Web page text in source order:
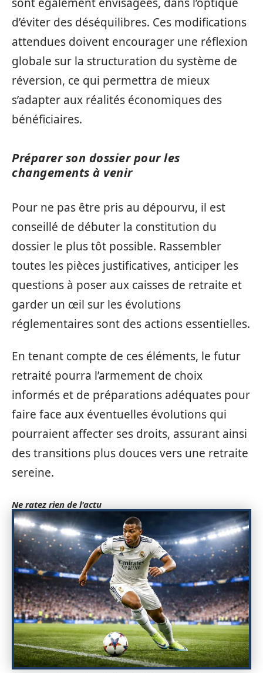
d’éviter des déséquilibres. Ces modifications
attendues doivent encourager une réflexion
globale sur la structuration du système de
réversion, ce qui permettra de mieux
s’adapter aux réalités économiques des
bénéficiaires.
Préparer son dossier pour les
changements à venir
Pour ne pas être pris au dépourvu, il est
conseillé de débuter la constitution du
dossier le plus tôt possible. Rassembler
toutes les pièces justificatives, anticiper les
questions à poser aux caisses de retraite et
garder un œil sur les évolutions
réglementaires sont des actions essentielles.
En tenant compte de ces éléments, le futur
retraité pourra l’armement de choix
informés et de préparations adéquates pour
faire face aux éventuelles évolutions qui
pourraient affecter ses droits, assurant ainsi
des transitions plus douces vers une retraite
sereine.
Ne ratez rien de l'actu